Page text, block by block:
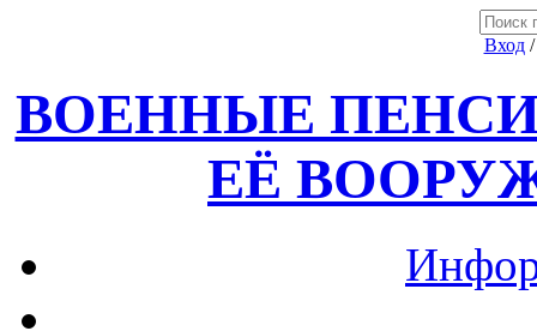
Вход
ВОЕННЫЕ
ЕЁ